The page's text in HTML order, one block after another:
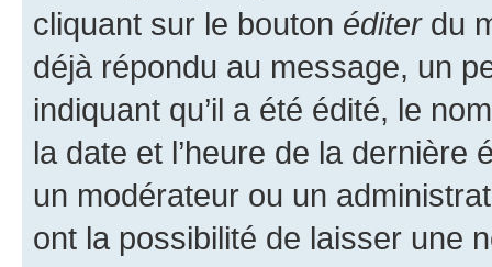
cliquant sur le bouton éditerdu
déjà répondu au message, un
indiquant qu’il a été édité, le
la date et l’heure de la dernière
un modérateur ou un
ont la possibilité de laisser une